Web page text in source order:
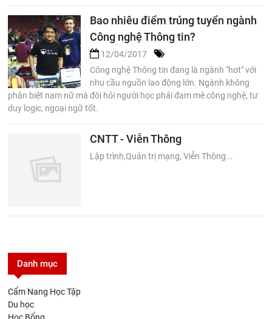
Bao nhiêu điểm trúng tuyển ngành
Công nghệ Thông tin?
12/04/2017
Công nghệ Thông tin đang là ngành "hot" với
nhu cầu nguồn lao động lớn. Ngành không
phân biệt nam nữ mà đòi hỏi người học phải đam mê công nghệ, tư
duy logic, ngoại ngữ tốt.
CNTT - Viễn Thông
Lập trình,Quản trị mạng, Viễn Thông...
Danh mục
Cẩm Nang Học Tập
Du học
Học Bổng